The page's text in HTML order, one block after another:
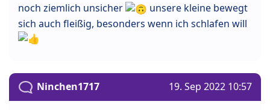
noch ziemlich unsicher
unsere kleine bewegt
sich auch fleißig, besonders wenn ich schlafen will
Ninchen1717 19. Sep 2022 10:57